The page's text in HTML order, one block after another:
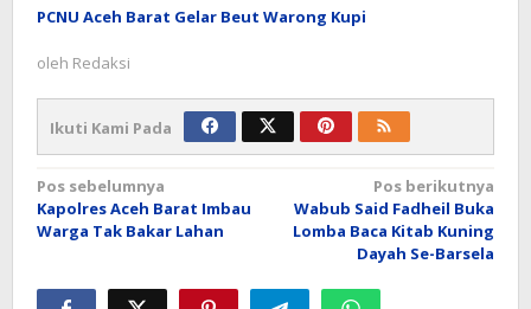
PCNU Aceh Barat Gelar Beut Warong Kupi
oleh Redaksi
Ikuti Kami Pada
Navigasi
pos
Pos sebelumnya
Kapolres Aceh Barat Imbau
Warga Tak Bakar Lahan
Pos berikutnya
Wabub Said Fadheil Buka
Lomba Baca Kitab Kuning
Dayah Se-Barsela